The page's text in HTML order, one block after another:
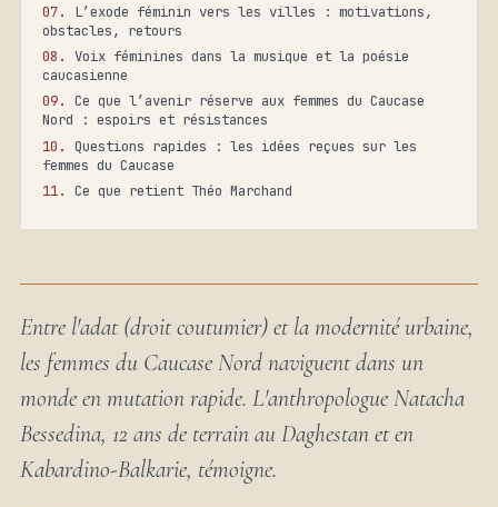
L’exode féminin vers les villes : motivations,
obstacles, retours
Voix féminines dans la musique et la poésie
caucasienne
Ce que l’avenir réserve aux femmes du Caucase
Nord : espoirs et résistances
Questions rapides : les idées reçues sur les
femmes du Caucase
Ce que retient Théo Marchand
Entre l'adat (droit coutumier) et la modernité urbaine,
les femmes du Caucase Nord naviguent dans un
monde en mutation rapide. L'anthropologue Natacha
Bessedina, 12 ans de terrain au Daghestan et en
Kabardino-Balkarie, témoigne.